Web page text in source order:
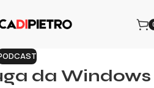
da Windows